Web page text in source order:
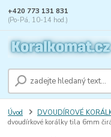
+420 773 131 831
(Po-Pá, 10-14 hod.)
Úvod DVOUDÍROVÉ
dvoudírkové korálky tila 6mm